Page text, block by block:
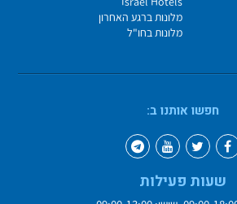
מלונות ברגע האחרון
מלונות בחו"ל
חפשו אותנו ב:
שעות פעילות